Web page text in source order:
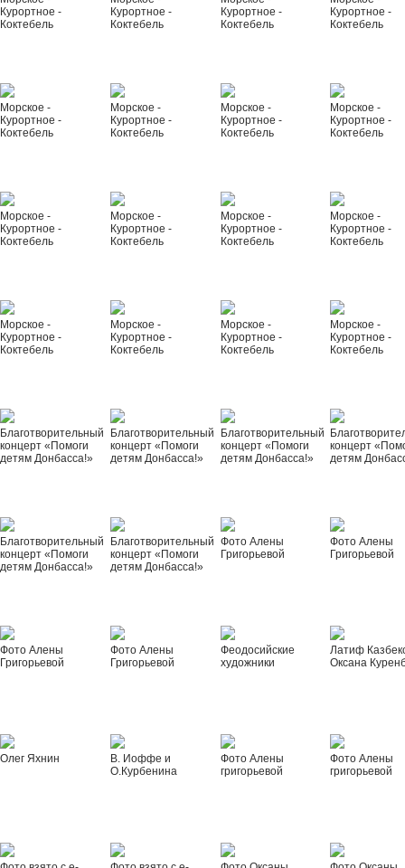
Курортное -
Коктебель
Курортное -
Коктебель
Курортное -
Коктебель
Курортное -
Коктебель
Морское -
Курортное -
Коктебель
Морское -
Курортное -
Коктебель
Морское -
Курортное -
Коктебель
Морское -
Курортное -
Коктебель
Морское -
Курортное -
Коктебель
Морское -
Курортное -
Коктебель
Морское -
Курортное -
Коктебель
Морское -
Курортное -
Коктебель
Морское -
Курортное -
Коктебель
Морское -
Курортное -
Коктебель
Морское -
Курортное -
Коктебель
Морское -
Курортное -
Коктебель
Благотворительный
концерт «Помоги
детям Донбасса!»
Благотворительный
концерт «Помоги
детям Донбасса!»
Благотворительный
концерт «Помоги
детям Донбасса!»
концерт
детям
Благотворительный
концерт «Помоги
детям Донбасса!»
Благотворительный
концерт «Помоги
детям Донбасса!»
Фото Алены
Григорьевой
Фото Алены
Григорьевой
Фото Алены
Григорьевой
Фото Алены
Григорьевой
Феодосийские
художники
Латиф
Оксана
Олег Яхнин
В. Иоффе и
О.Курбенина
Фото Алены
григорьевой
Фото Алены
григорьевой